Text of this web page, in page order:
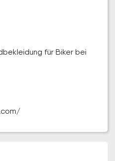
für Biker bei